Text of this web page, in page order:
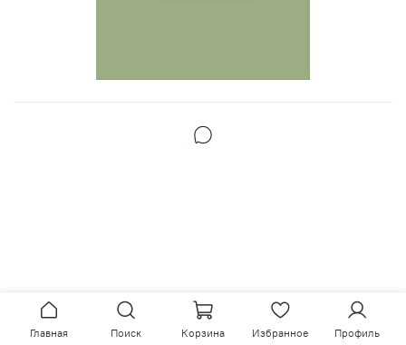
Главная Поиск Корзина Избранное Профиль